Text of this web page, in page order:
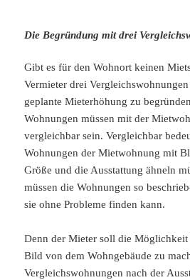
Die Begründung mit drei
Gibt es für den Wohnort keinen
Vermieter drei
geplante Mieterhöhung zu
Wohnungen müssen mit der
vergleichbar sein. Vergleichbar
Wohnungen der Mietwohnung mit
Größe und die Ausstattung ähneln
müssen die Wohnungen so
sie ohne Probleme finden kann.
Denn der Mieter soll die Möglichkeit
Bild von dem Wohngebäude zu
Vergleichswohnungen nach der